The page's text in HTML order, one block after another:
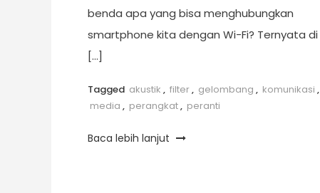
benda apa yang bisa menghubungkan
smartphone kita dengan Wi-Fi? Ternyata di
[…]
Tagged akustik , filter, gelombang , komunikasi ,
media , perangkat, peranti
Baca lebih lanjut